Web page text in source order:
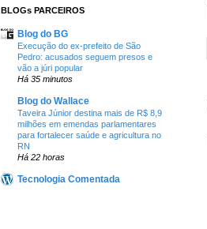
BLOGs PARCEIROS
Blog do BG
Execução do ex-prefeito de São
Pedro: acusados seguem presos e
vão a júri popular
Há 35 minutos
Blog do Wallace
Taveira Júnior destina mais de R$ 8,9
milhões em emendas parlamentares
para fortalecer saúde e agricultura no
RN
Há 22 horas
Tecnologia Comentada